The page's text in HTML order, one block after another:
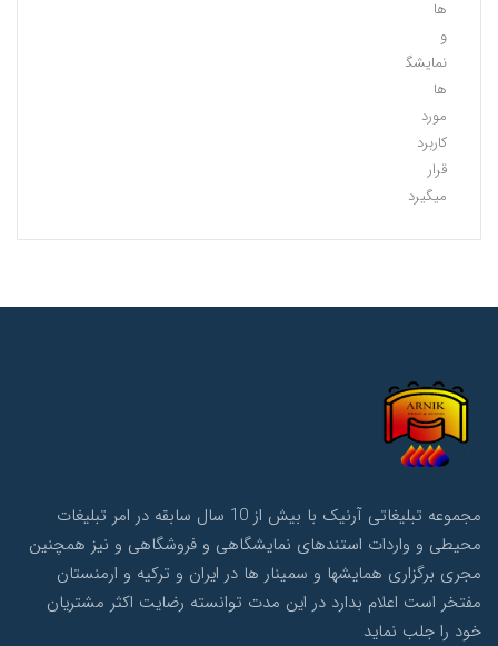
ها
و
نمایشگاه
ها
مورد
کاربرد
قرار
میگیرد
مجموعه تبلیغاتی آرنیک با بیش از 10 سال سابقه در امر تبلیغات
محیطی و واردات استندهای نمایشگاهی و فروشگاهی و نیز همچنین
مجری برگزاری همایشها و سمینار ها در ایران و ترکیه و ارمنستان
مفتخر است اعلام بدارد در این مدت توانسته رضایت اکثر مشتریان
خود را جلب نماید